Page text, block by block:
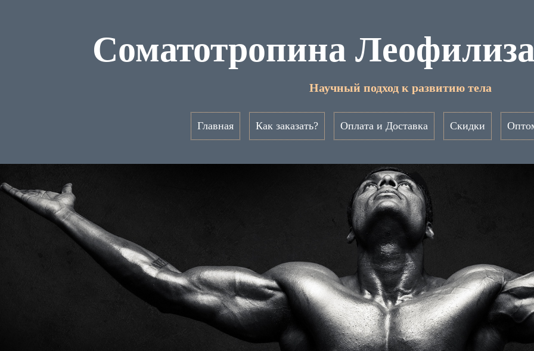
Соматотропина
Научный подход к развитию тела
Главная Как заказать? Оплата и Доставка Скидки